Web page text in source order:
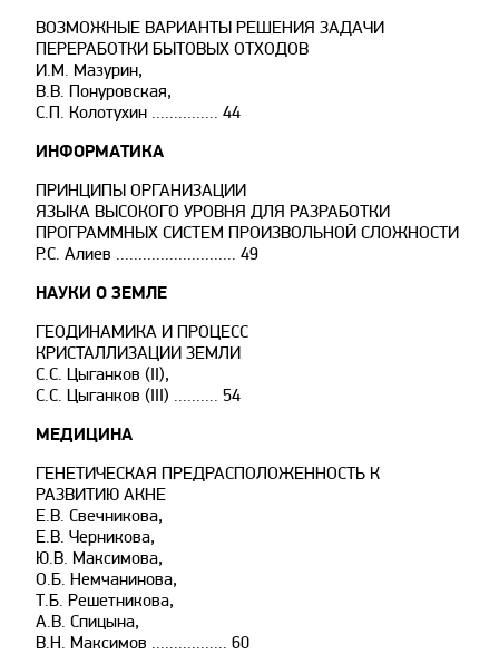
ВОЗМОЖНЫЕ ВАРИАНТЫ РЕШЕНИЯ ЗАДАЧИ
ПЕРЕРАБОТКИ БЫТОВЫХ ОТХОДОВ
И.М. Мазурин,
В.В. Понуровская,
С.П. Колотухин ............... 44
ИНФОРМАТИКА
ПРИНЦИПЫ ОРГАНИЗАЦИИ
ЯЗЫКА ВЫСОКОГО УРОВНЯ ДЛЯ РАЗРАБОТКИ
ПРОГРАММНЫХ СИСТЕМ ПРОИЗВОЛЬНОЙ СЛОЖНОСТИ
Р.С. Алиев ........................... 49
НАУКИ О ЗЕМЛЕ
ГЕОДИНАМИКА И ПРОЦЕСС
КРИСТАЛЛИЗАЦИИ ЗЕМЛИ
С.С. Цыганков (II),
С.С. Цыганков (III) .......... 54
МЕДИЦИНА
ГЕНЕТИЧЕСКАЯ ПРЕДРАСПОЛОЖЕННОСТЬ К
РАЗВИТИЮ АКНЕ
Е.В. Свечникова,
Е.В. Черникова,
Ю.В. Максимова,
О.Б. Немчанинова,
Т.Б. Решетникова,
А.В. Спицына,
В.Н. Максимов ................. 60